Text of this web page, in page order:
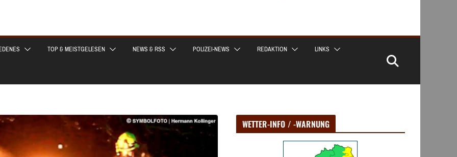
TOP & MEISTGELESEN NEWS & RSS POLIZEI-NEWS REDAKTION LINKS
WETTER-INFO / -WARNUNG